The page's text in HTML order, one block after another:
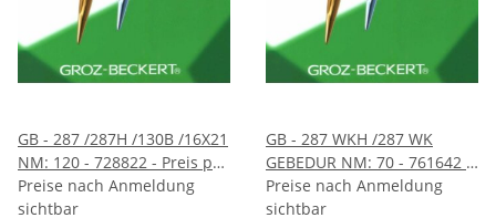
GB - 287 /287H /130B /16X21
NM: 120 - 728822 - Preis per
10 Stück - VE 100 Stück
Preise nach Anmeldung
sichtbar
GB - 287 WKH /287 WK
GEBEDUR NM: 70 - 761642 -
Preis per 10 Stück - VE 100
Stück
Preise nach Anmeldung
sichtbar